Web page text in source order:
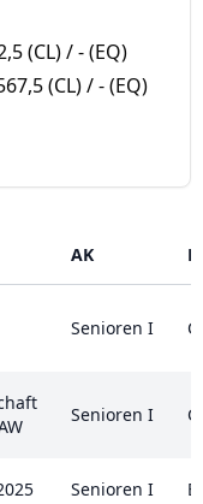
(CL) / - (EQ)
(CL) / - (EQ)
AK
Senioren I
Senioren I
Senioren I